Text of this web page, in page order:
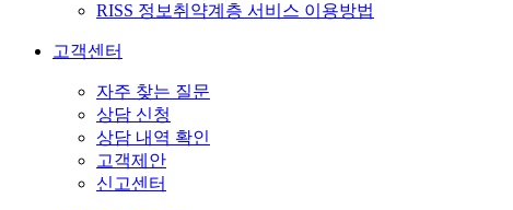
RISS 정보취약계층 서비스 이용방법
고객센터
자주 찾는 질문
상담 신청
상담 내역 확인
고객제안
신고센터